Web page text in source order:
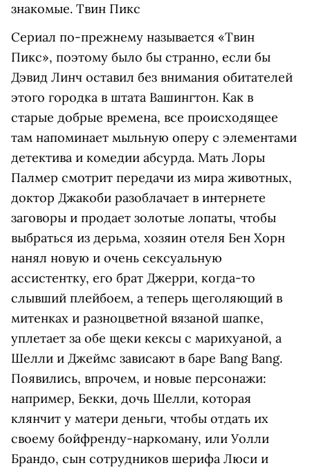
знакомые. Твин Пикс
Сериал по-прежнему называется «Твин
Пикс», поэтому было бы странно, если бы
Дэвид Линч оставил без внимания обитателей
этого городка в штата Вашингтон. Как в
старые добрые времена, все происходящее
там напоминает мыльную оперу с элементами
детектива и комедии абсурда. Мать Лоры
Палмер смотрит передачи из мира животных,
доктор Джакоби разоблачает в интернете
заговоры и продает золотые лопаты, чтобы
выбраться из дерьма, хозяин отеля Бен Хорн
нанял новую и очень сексуальную
ассистентку, его брат Джерри, когда-то
слывший плейбоем, а теперь щеголяющий в
митенках и разноцветной вязаной шапке,
уплетает за обе щеки кексы с марихуаной, а
Шелли и Джеймс зависают в баре Bang Bang.
Появились, впрочем, и новые персонажи:
например, Бекки, дочь Шелли, которая
клянчит у матери деньги, чтобы отдать их
своему бойфренду-наркоману, или Уолли
Брандо, сын сотрудников шерифа Люси и